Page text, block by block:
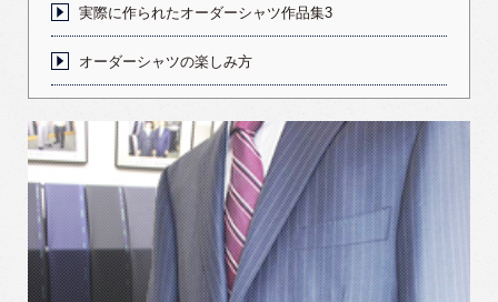
実際に作られたオーダーシャツ作品集3
オーダーシャツの楽しみ方